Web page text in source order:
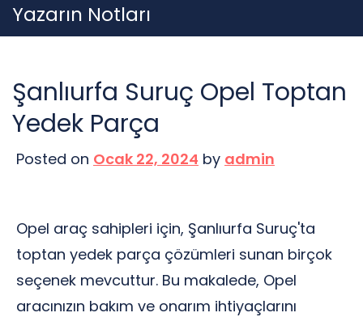
Skip
to
Yazarın Notları
Şanlıurfa Suruç Opel Toptan
Yedek Parça
Posted on Ocak 22, 2024 by admin
Opel araç sahipleri için, Şanlıurfa Suruç'ta
toptan yedek parça çözümleri sunan birçok
seçenek mevcuttur. Bu makalede, Opel
aracınızın bakım ve onarım ihtiyaçlarını